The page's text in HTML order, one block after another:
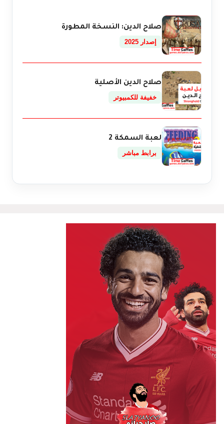
صلاح الدين: النسخة المطورة
إصدار 2025
صلاح الدين الأصلية
خفيفة للكمبيوتر
لعبة السمكة 2
برابط مباشر